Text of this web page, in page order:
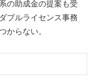
の助成金の提案も受
ブルライセンス事務
からない。